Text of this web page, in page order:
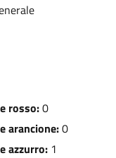
rosso:0
arancione:0
azzurro: 1